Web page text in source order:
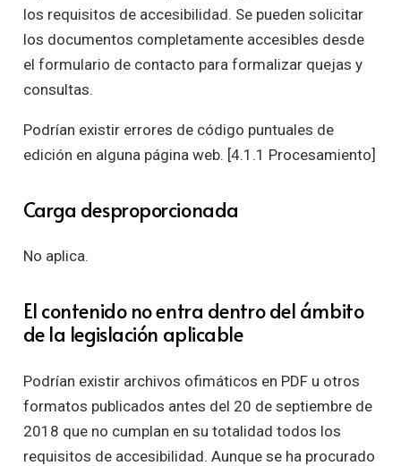
los requisitos de accesibilidad. Se pueden solicitar
los documentos completamente accesibles desde
el formulario de contacto para formalizar quejas y
consultas.
Podrían existir errores de código puntuales de
edición en alguna página web. [4.1.1 Procesamiento]
Carga desproporcionada
No aplica.
El contenido no entra dentro del ámbito
de la legislación aplicable
Podrían existir archivos ofimáticos en PDF u otros
formatos publicados antes del 20 de septiembre de
2018 que no cumplan en su totalidad todos los
requisitos de accesibilidad. Aunque se ha procurado